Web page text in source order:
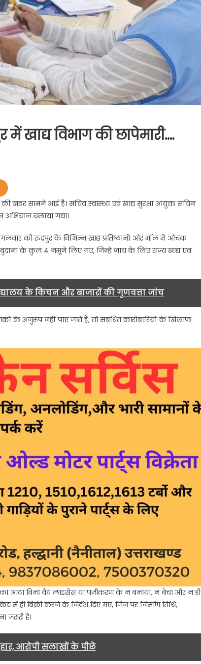
में खाद्य विभाग की छापेमारी….
की खबर सामने आई है। सचिव स्वास्थ्य एवं खाद्य सुरक्षा आयुक्त सचिन
अभियान चलाया गया।
को रुद्रपुर के विभिन्न खाद्य प्रतिष्ठानों और मॉल में औचक
के कुल 4 नमूने लिए गए, जिन्हें जांच के लिए राज्य खाद्य एवं
के किचन और बाजारों की गुणवत्ता जांच
के अनुरूप नहीं पाए जाते हैं, तो संबंधित कारोबारियों के खिलाफ
का आटा बिना वैध लाइसेंस या पंजीकरण के न बनाया, न बेचा और न ही
ही बिक्री करने के निर्देश दिए गए, जिन पर निर्माण तिथि,
जरूरी है।
आरोपी सलाखों के पीछे